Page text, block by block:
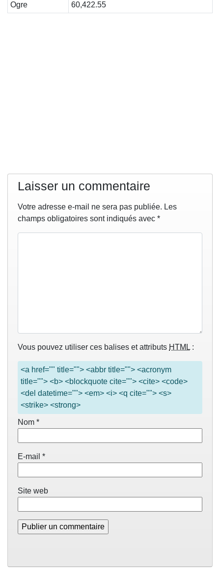
Ogre
60,422.55
Laisser un commentaire
Votre adresse e-mail ne sera pas publiée. Les
champs obligatoires sont indiqués avec *
Vous pouvez utiliser ces balises et attributs HTML :
<a href="" title=""> <abbr title=""> <acronym
title=""> <b> <blockquote cite=""> <cite> <code>
<del datetime=""> <em> <i> <q cite=""> <s>
<strike> <strong>
Nom *
E-mail *
Site web